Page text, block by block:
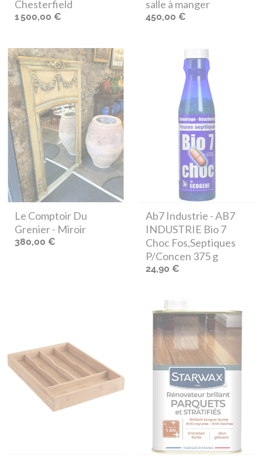
Chesterfield
1 500,00 €
salle à manger
450,00 €
Le Comptoir Du
Grenier- Miroir
380,00 €
Ab7 Industrie - AB7
INDUSTRIE Bio 7
Choc Fos,Septiques
P/Concen 375 g
24,90 €